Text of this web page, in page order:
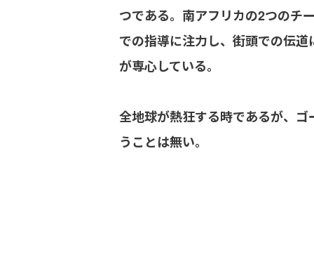
つである。南アフリカの2つのチ
での指導に注力し、街頭での伝
が専心している。
全地球が熱狂する時であるが、
うことは無い。